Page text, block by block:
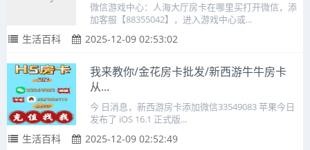
微信游戏中心：人海大厅房卡在哪里买打开微信，添
加客服【88355042】，进入游戏中心或...
生活百科 2025-12-09 02:53:02
我来教你/金花房卡批发/新西游牛牛房卡
从...
今 日消息，新西游房卡添加微信33549083 苹果今日
发布了 iOS 16.1 正式版...
生活百科 2025-12-09 02:52:49